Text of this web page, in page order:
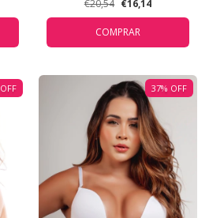
€20,54 €16,14
COMPRAR
OFF 37% OFF